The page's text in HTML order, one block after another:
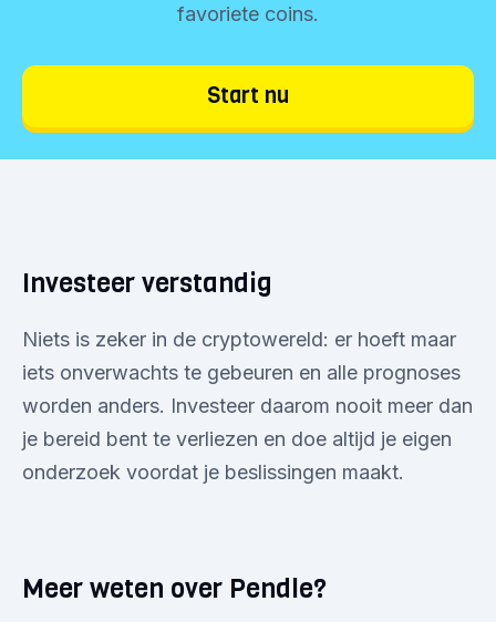
favoriete coins.
Start nu
Investeer verstandig
Niets is zeker in de cryptowereld: er hoeft maar
iets onverwachts te gebeuren en alle prognoses
worden anders. Investeer daarom nooit meer dan
je bereid bent te verliezen en doe altijd je eigen
onderzoek voordat je beslissingen maakt.
Meer weten over Pendle?